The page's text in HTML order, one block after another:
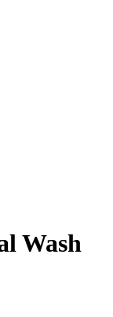
Wash